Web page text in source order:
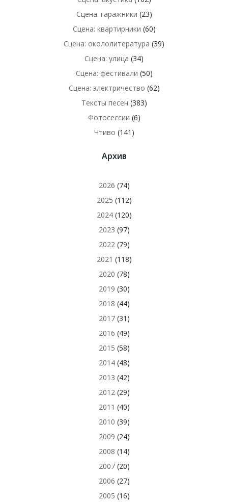
Сцена: гаражники (23)
Сцена: квартирники (60)
Сцена: окололитература (39)
Сцена: улица (34)
Сцена: фестивали (50)
Сцена: электричество (62)
Тексты песен (383)
Фотосессии (6)
Чтиво (141)
Архив
2026 (74)
2025 (112)
2024(120)
2023 (97)
2022(79)
2021 (118)
2020 (78)
2019 (30)
2018 (44)
2017(31)
2016 (49)
2015 (58)
2014(48)
2013 (42)
2012(29)
2011 (40)
2010 (39)
2009 (24)
2008 (14)
2007(20)
2006 (27)
2005 (16)